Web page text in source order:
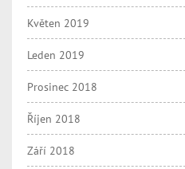
Květen 2019
Leden 2019
Prosinec 2018
Říjen 2018
Září 2018